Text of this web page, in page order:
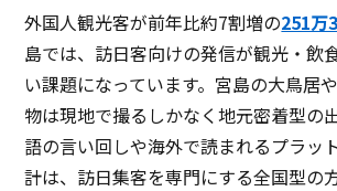
外国人観光客が前年比約7割増の251万
島では、訪日客向けの発信が観光・飲
い課題になっています。宮島の大鳥居
物は現地で撮るしかなく地元密着型の
語の言い回しや海外で読まれるプラッ
計は、訪日集客を専門にする全国型の